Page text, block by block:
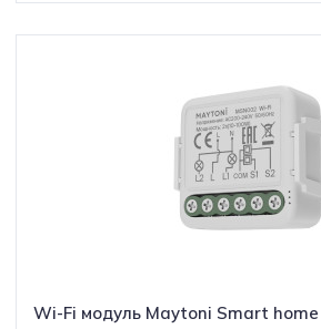
Wi-Fi модуль Maytoni Smart home